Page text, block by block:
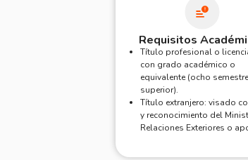
Requisitos
Título profesional o
con grado académico o
equivalente (ocho
superior).
Título extranjero: visado
y reconocimiento del
Relaciones Exteriores o